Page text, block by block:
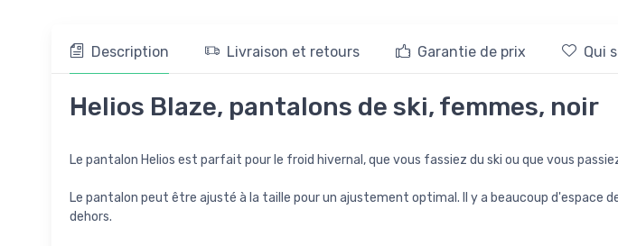
Description Livraison et retours Garantie de prix Qui
Helios Blaze, pantalons de ski, femmes, noir
Le pantalon Helios est parfait pour le froid hivernal, que vous fassiez du ski ou que vous
Le pantalon peut être ajusté à la taille pour un ajustement optimal. Il y a beaucoup d'espace
dehors.